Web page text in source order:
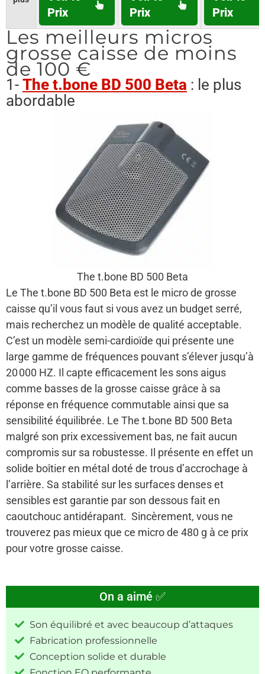
Prix
Prix
Prix
Les meilleurs micros
grosse caisse de moins
de 100 €
1- The t.bone BD 500 Beta : le plus
abordable
The t.bone BD 500 Beta
Le The t.bone BD 500 Beta est le micro de grosse
caisse qu’il vous faut si vous avez un budget serré,
mais recherchez un modèle de qualité acceptable.
C’est un modèle semi-cardioïde qui présente une
large gamme de fréquences pouvant s’élever jusqu’à
20 000 HZ. Il capte efficacement les sons aigus
comme basses de la grosse caisse grâce à sa
réponse en fréquence commutable ainsi que sa
sensibilité équilibrée. Le The t.bone BD 500 Beta
malgré son prix excessivement bas, ne fait aucun
compromis sur sa robustesse. Il présente en effet un
solide boîtier en métal doté de trous d’accrochage à
l’arrière. Sa stabilité sur les surfaces denses et
sensibles est garantie par son dessous fait en
caoutchouc antidérapant. Sincèrement, vous ne
trouverez pas mieux que ce micro de 480 g à ce prix
pour votre grosse caisse.
On a aimé ✅
Son équilibré et avec beaucoup d’attaques
Fabrication professionnelle
Conception solide et durable